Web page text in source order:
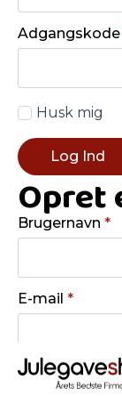
Adgangskode
Husk mig
Log Ind
Opret
Brugernavn *
E-mail *
Adgangskode